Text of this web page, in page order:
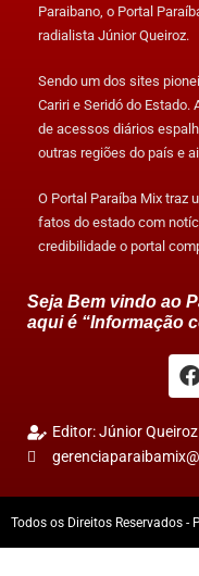
Paraibano, o Portal
radialista Júnior Queiroz.
Sendo um dos sites
Cariri e Seridó do
de acessos diários
outras regiões do país e
O Portal Paraíba Mix traz
fatos do estado com
credibilidade o portal
Seja Bem vindo ao
aqui é “Informação
Editor: Júnior Queiroz
Todos os Direitos Reservados -